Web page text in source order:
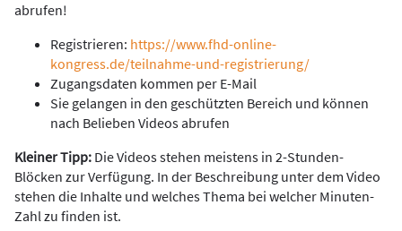
abrufen!
Registrieren: https://www.fhd-online-
kongress.de/teilnahme-und-registrierung/
Zugangsdaten kommen per E-Mail
Sie gelangen in den geschützten Bereich und können
nach Belieben Videos abrufen
Kleiner Tipp: Die Videos stehen meistens in 2-Stunden-
Blöcken zur Verfügung. In der Beschreibung unter dem Video
stehen die Inhalte und welches Thema bei welcher Minuten-
Zahl zu finden ist.